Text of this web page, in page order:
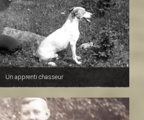
Un apprenti chasseur